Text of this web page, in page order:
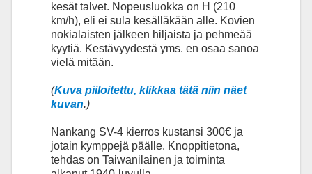
kesät talvet. Nopeusluokka on H (210
km/h), eli ei sula kesälläkään alle. Kovien
nokialaisten jälkeen hiljaista ja pehmeää
kyytiä. Kestävyydestä yms. en osaa sanoa
vielä mitään.
(Kuva piiloitettu, klikkaa tätä niin näet
kuvan.)
Nankang SV-4 kierros kustansi 300€ ja
jotain kymppejä päälle. Knoppitietona,
tehdas on Taiwanilainen ja toiminta